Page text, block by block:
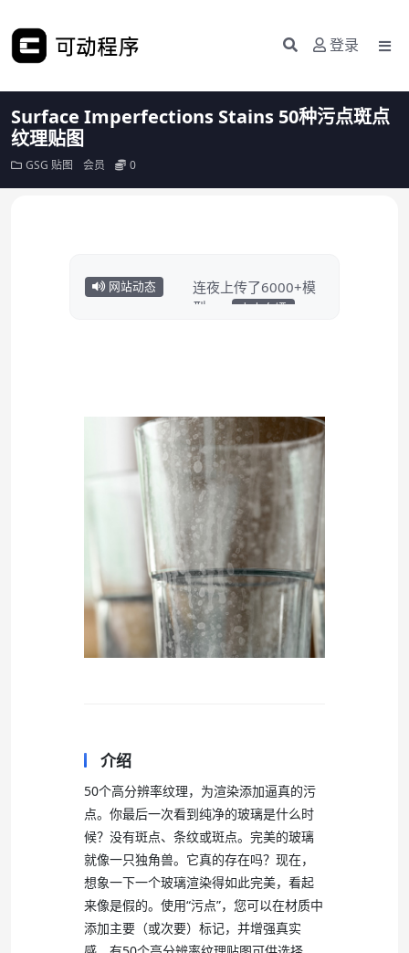
登录
Surface Imperfections Stains 50种污点斑点
纹理贴图
GSG 贴图 会员 0
网站动态
连夜上传了6000+模
型……
点击白嫖
介绍
50个高分辨率纹理，为渲染添加逼真的污
点。你最后一次看到纯净的玻璃是什么时
候？没有斑点、条纹或斑点。完美的玻璃
就像一只独角兽。它真的存在吗？现在，
想象一下一个玻璃渲染得如此完美，看起
来像是假的。使用“污点”，您可以在材质中
添加主要（或次要）标记，并增强真实